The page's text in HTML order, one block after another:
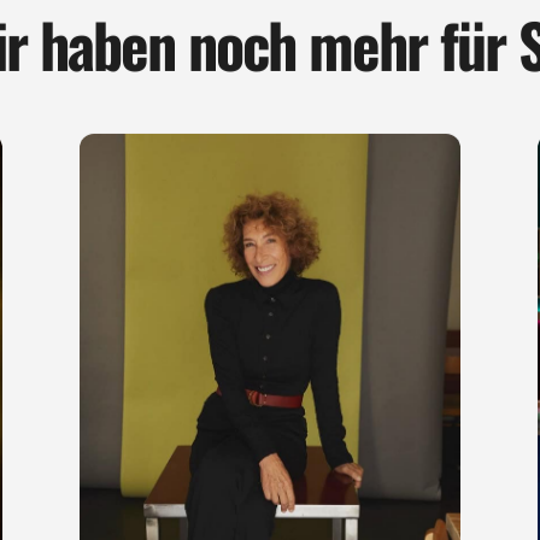
haben noch mehr für